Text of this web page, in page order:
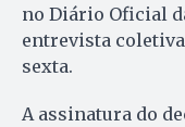
no Diário Oficial
entrevista
sexta.
A assinatura do